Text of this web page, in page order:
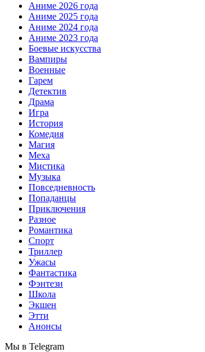
Аниме 2026 года
Аниме 2025 года
Аниме 2024 года
Аниме 2023 года
Боевые искусства
Вампиры
Военные
Гарем
Детектив
Драма
Игра
История
Комедия
Магия
Меха
Мистика
Музыка
Повседневность
Попаданцы
Приключения
Разное
Романтика
Спорт
Триллер
Ужасы
Фантастика
Фэнтези
Школа
Экшен
Этти
Анонсы
Мы в Telegram